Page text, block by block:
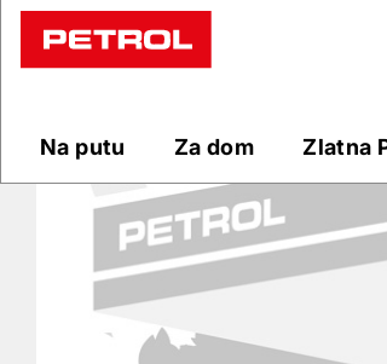
Prodajna
mjesta
Na putu Za dom Zlatna